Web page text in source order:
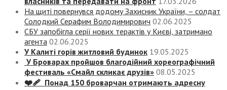
На щиті повернувся додому Захисник України, – солдат
Солодкий Серафим Володимирович 02.06.2025
СБУ запобігла серії нових терактів у Києві, затримано
агента 02.06.2025
У Калиті горів житловий будинок 19.05.2025
У Броварах пройшов благодійний хореографічний
фестиваль «Смайл скликає друзів» 08.05.2025
❤️‍🩹 Понад 150 броварчан отримають адресну